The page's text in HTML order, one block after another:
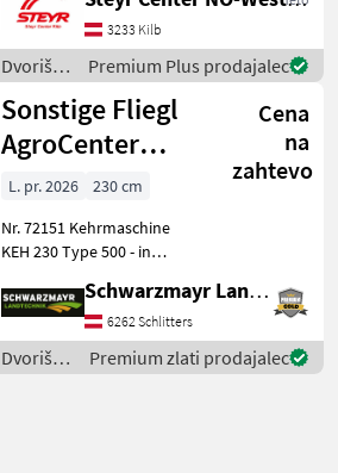
Schneeketten und
Schneeschild Motor: Honda
GCVX 1
3233 Kilb
Dvoriščna
mehanizacija
/
Sonstige
Premium Plus prodajalec
Sonstige Fliegl
AgroCenter
Kehrmaschine
Cena
na
zahtevo
L. pr. 2026
230 cm
Nr. 72151 Kehrmaschine
KEH 230 Type 500 - in
230cm Kehrbreite - mit
mechanischer
Schwenkeinrichtung nach
links und nach rechts - m
Schwarzmayr Landtechnik GmbH - Schlitters
6262 Schlitters
Dvoriščna
mehanizacija
Premium zlati prodajalec